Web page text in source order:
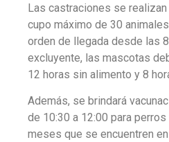
Las castraciones se
cupo máximo de 30
orden de llegada desde las
excluyente, las mascotas
12 horas sin alimento y 8
Además, se brindará
de 10:30 a 12:00 para
meses que se encuentren